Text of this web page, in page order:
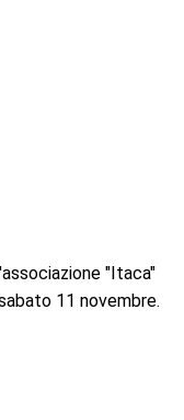
"Itaca"
11 novembre.